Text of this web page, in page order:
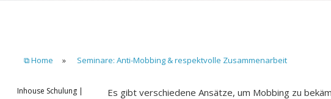
⧉ Home » Seminare: Anti-Mobbing & respektvolle Zusammenarbeit
Inhouse Schulung |
Es gibt verschiedene Ansätze, um Mobbing zu